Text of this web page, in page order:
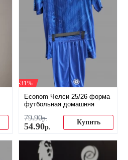
-31%
Econom Челси 25/26 форма
футбольная домашняя
79.90р.
54.90р.
Купить